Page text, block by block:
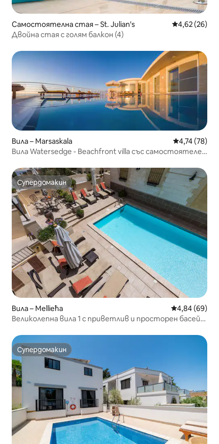
Самостоятелна стая – St. Julian's Средна
4,62 (26)
Двойна стая с голям балкон (4)
Вила – Marsaskala Средна
4,74 (78)
Вила Watersedge - Beachfront villa със самостоятелен
Супердомакин
Супердомакин
Вила – Mellieħa Средна
4,84 (69)
Великолепна вила 1 с приветлив и просторен басейн
Супердомакин
Супердомакин